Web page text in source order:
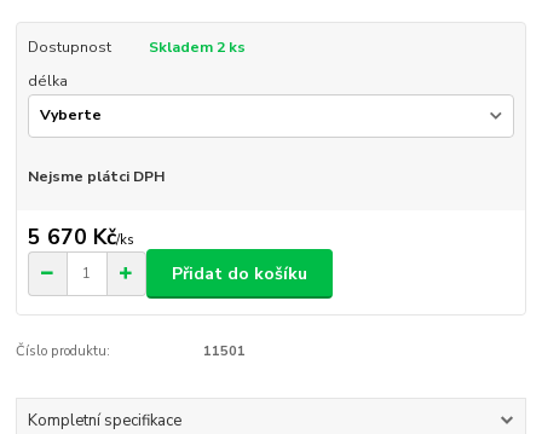
Dostupnost
Skladem 2 ks
délka
Nejsme plátci DPH
5 670 Kč/ks
Přidat do košíku
Číslo produktu: 11501
Kompletní specifikace